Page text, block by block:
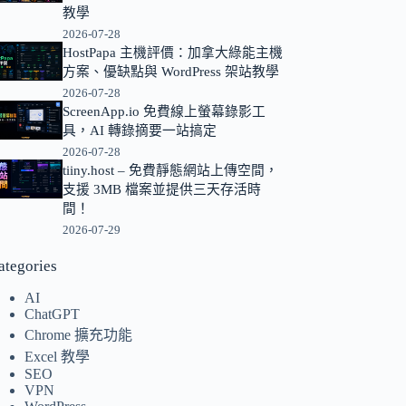
教學
2026-07-28
HostPapa 主機評價：加拿大綠能主機
方案、優缺點與 WordPress 架站教學
2026-07-28
ScreenApp.io 免費線上螢幕錄影工
具，AI 轉錄摘要一站搞定
2026-07-28
tiiny.host – 免費靜態網站上傳空間，
支援 3MB 檔案並提供三天存活時
間！
2026-07-29
AI
ChatGPT
Chrome 擴充功能
Excel 教學
SEO
VPN